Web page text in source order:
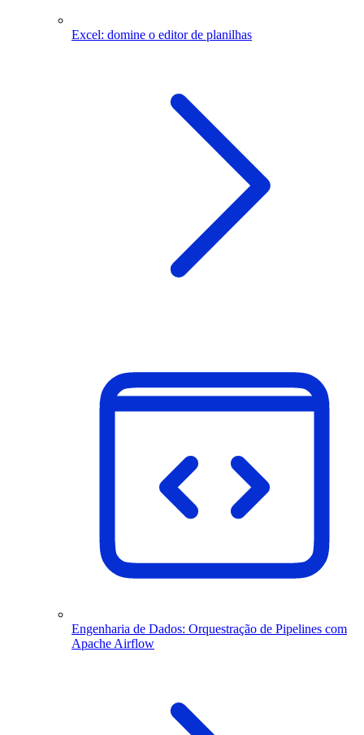
Excel: domine o editor de planilhas
Engenharia de Dados: Orquestração de Pipelines com
Apache Airflow